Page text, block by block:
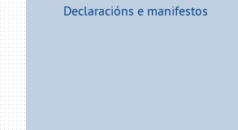
Declaracións e manifestos